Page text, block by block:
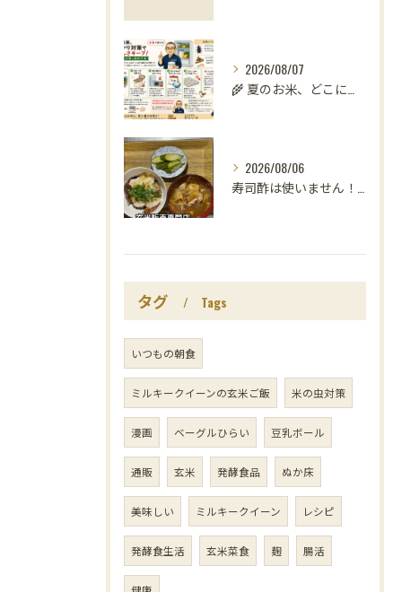
2026/08/07
2026/08/06
タグ Tags
いつもの朝食
ミルキークイーンの玄米ご飯 米の虫対策
漫画 ベーグルひらい 豆乳ボール
通販 玄米 発酵食品 ぬか床
美味しい ミルキークイーン レシピ
発酵食生活 玄米菜食 麹 腸活